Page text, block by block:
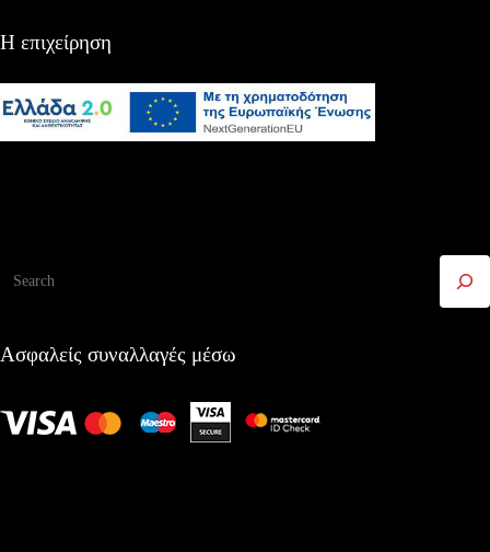
Η επιχείρηση
Ασφαλείς συναλλαγές μέσω